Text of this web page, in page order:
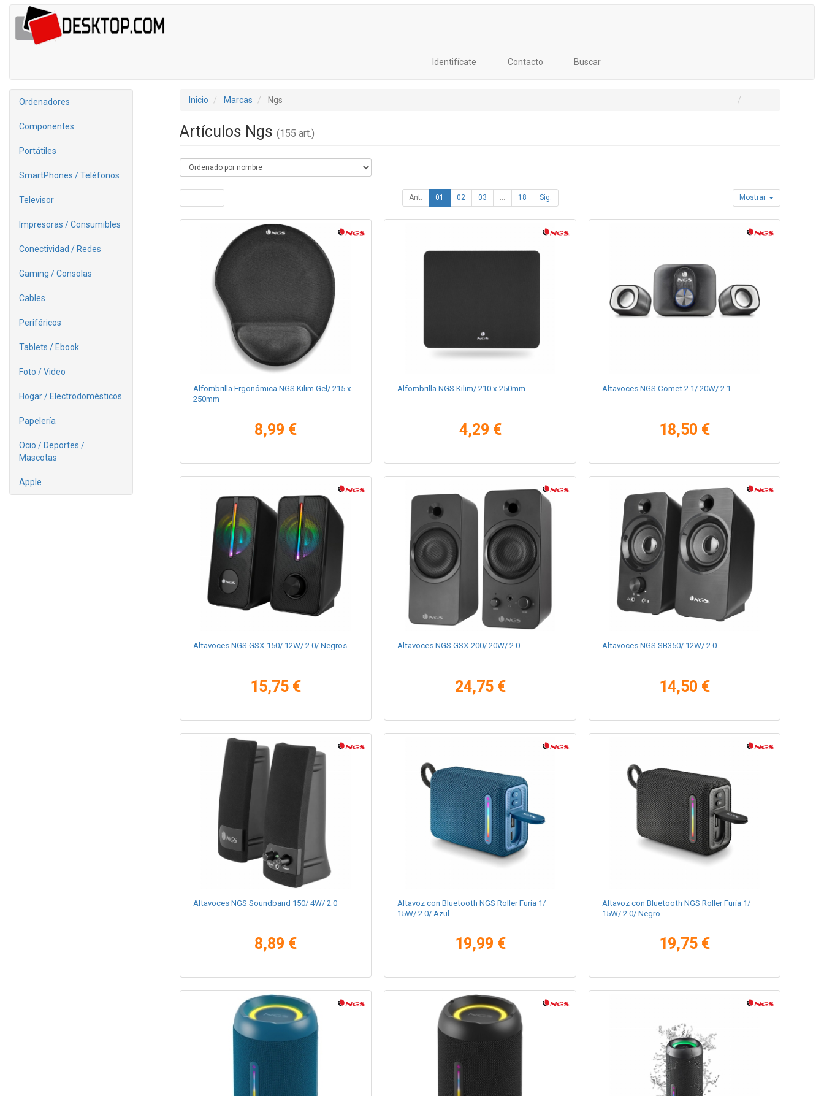
Identifícate Contacto Buscar
Ordenadores
Componentes
Portátiles
SmartPhones / Teléfonos
Televisor
Impresoras / Consumibles
Conectividad / Redes
Gaming / Consolas
Cables
Periféricos
Tablets / Ebook
Foto / Video
Hogar / Electrodomésticos
Papelería
Ocio / Deportes /
Mascotas
Apple
Inicio Marcas Ngs
Artículos Ngs (155 art.)
Ant. 01 02 03 ... 18 Sig. Mostrar
Alfombrilla Ergonómica NGS Kilim Gel/ 215 x
250mm
8,99 €
Alfombrilla NGS Kilim/ 210 x 250mm
4,29 €
Altavoces NGS Comet 2.1/ 20W/ 2.1
18,50 €
Altavoces NGS GSX-150/ 12W/ 2.0/ Negros
15,75 €
Altavoces NGS GSX-200/ 20W/ 2.0
24,75 €
Altavoces NGS SB350/ 12W/ 2.0
14,50 €
Altavoces NGS Soundband 150/ 4W/ 2.0
8,89 €
Altavoz con Bluetooth NGS Roller Furia 1/
15W/ 2.0/ Azul
19,99 €
Altavoz con Bluetooth NGS Roller Furia 1/
15W/ 2.0/ Negro
19,75 €